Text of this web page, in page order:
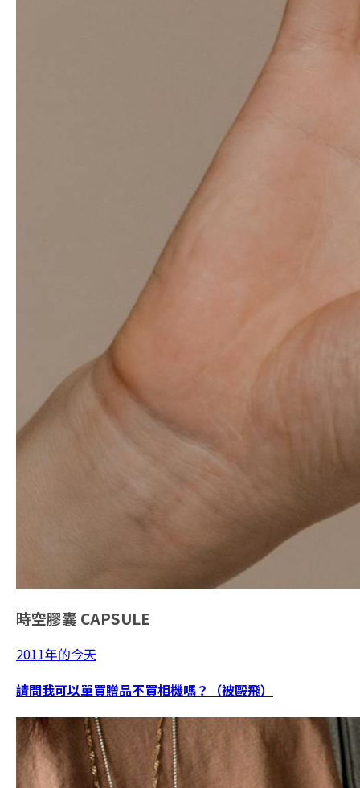
時空膠囊 CAPSULE
2011年的今天
請問我可以單買贈品不買相機嗎？（被毆飛）